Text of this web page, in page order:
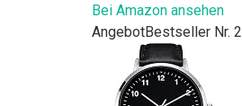
Bei Amazon ansehen
AngebotBestseller Nr. 2